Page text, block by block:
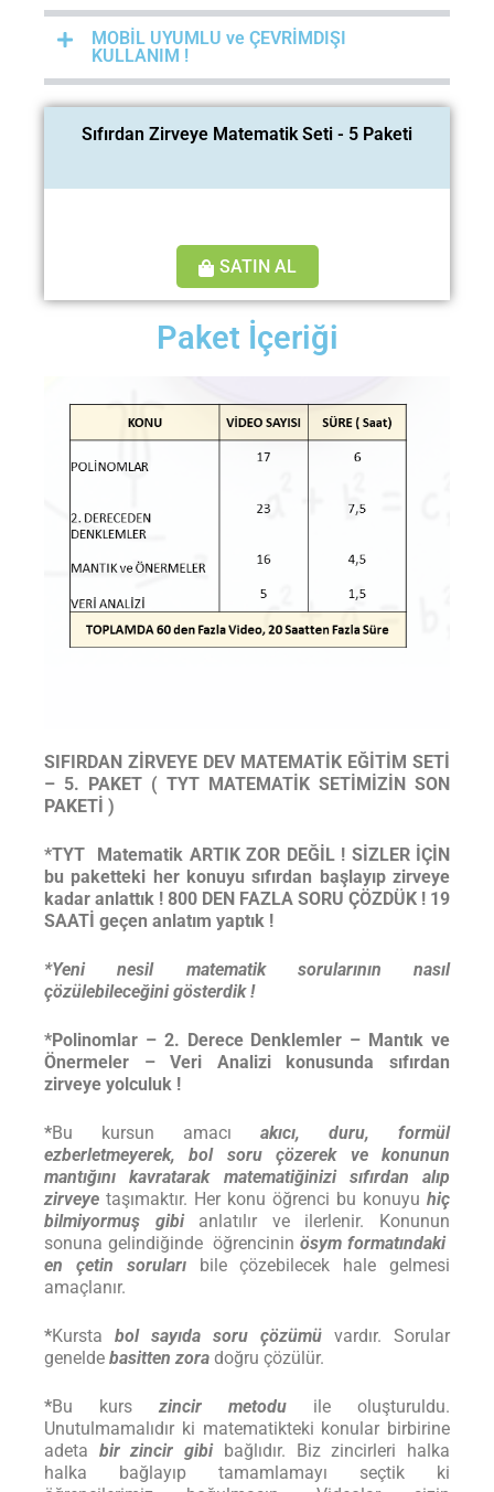
MOBİL UYUMLU ve ÇEVRİMDIŞI
KULLANIM !
Sıfırdan Zirveye Matematik Seti - 5 Paketi
SATIN AL
Paket İçeriği
SIFIRDAN ZİRVEYE DEV MATEMATİK EĞİTİM SETİ
– 5. PAKET ( TYT MATEMATİK SETİMİZİN SON
PAKETİ )
*TYT Matematik ARTIK ZOR DEĞİL ! SİZLER İÇİN
bu paketteki her konuyu sıfırdan başlayıp zirveye
kadar anlattık ! 800 DEN FAZLA SORU ÇÖZDÜK ! 19
SAATİ geçen anlatım yaptık !
*Yeni nesil matematik sorularının nasıl
çözülebileceğini gösterdik !
*Polinomlar – 2. Derece Denklemler – Mantık ve
Önermeler – Veri Analizi
konusunda sıfırdan
zirveye yolculuk !
*Bu kursun amacı akıcı, duru, formül
ezberletmeyerek, bol soru çözerek ve konunun
mantığını kavratarak
matematiğinizi sıfırdan alıp
zirveye taşımaktır. Her konu öğrenci bu konuyu hiç
bilmiyormuş gibi anlatılır ve ilerlenir. Konunun
sonuna gelindiğinde öğrencininösym formatındaki
en çetin soruları
bile çözebilecek hale gelmesi
amaçlanır.
*Kursta bol sayıda soru çözümü vardır. Sorular
genelde basitten zora doğru çözülür.
*Bu kurs zincir metodu ile oluşturuldu.
Unutulmamalıdır ki matematikteki konular birbirine
adeta bir zincir gibibağlıdır. Biz zincirleri halka
halka bağlayıp tamamlamayı seçtik ki